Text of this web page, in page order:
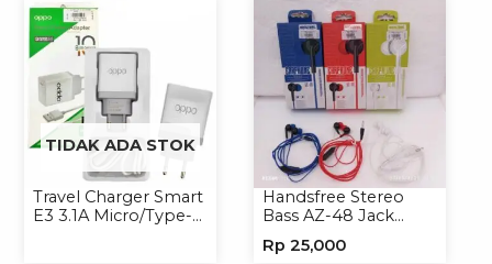
TIDAK ADA STOK
Travel Charger Smart
E3 3.1A Micro/Type-C
Handsfree Stereo
Bass AZ-48 Jack
Headset Headphone
Rp 25,000